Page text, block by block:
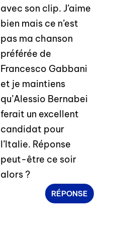
avec son clip. J’aime
bien mais ce n’est
pas ma chanson
préférée de
Francesco Gabbani
et je maintiens
qu’Alessio Bernabei
ferait un excellent
candidat pour
l’Italie. Réponse
peut-être ce soir
alors ?
RÉPONSE